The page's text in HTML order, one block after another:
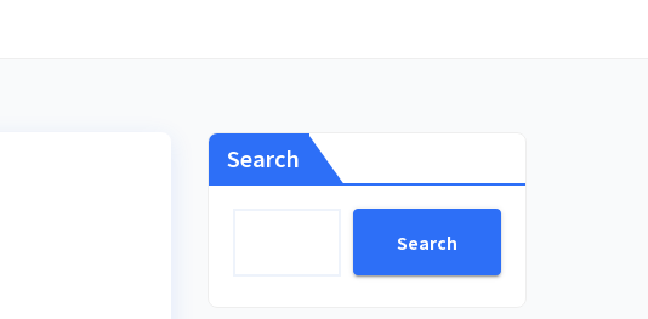
Search
Search